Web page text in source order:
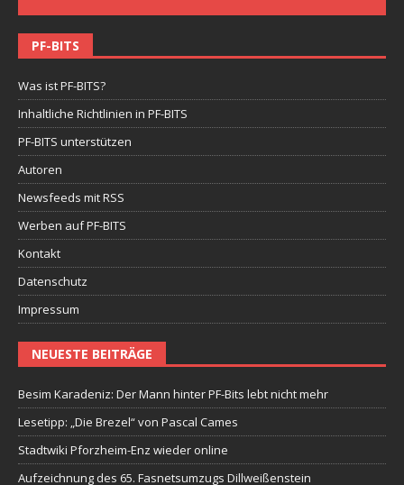
PF-BITS
Was ist PF-BITS?
Inhaltliche Richtlinien in PF-BITS
PF-BITS unterstützen
Autoren
Newsfeeds mit RSS
Werben auf PF-BITS
Kontakt
Datenschutz
Impressum
NEUESTE BEITRÄGE
Besim Karadeniz: Der Mann hinter PF-Bits lebt nicht mehr
Lesetipp: „Die Brezel“ von Pascal Cames
Stadtwiki Pforzheim-Enz wieder online
Aufzeichnung des 65. Fasnetsumzugs Dillweißenstein